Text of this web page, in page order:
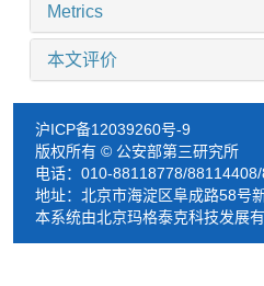
Metrics
本文评价
沪ICP备12039260号-9
版权所有 © 公安部第三研究所
电话：010-88118778/
地址：北京市海淀区阜成路58
本系统由北京玛格泰克科技发展